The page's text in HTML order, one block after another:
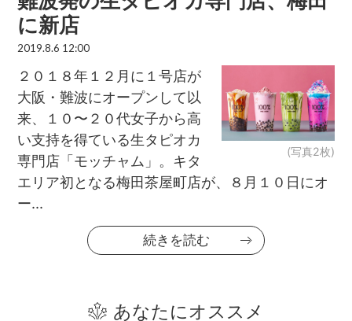
に新店
2019.8.6 12:00
(写真2枚)
２０１８年１２月に１号店が
大阪・難波にオープンして以
来、１０〜２０代女子から高
い支持を得ている生タピオカ
専門店「モッチャム」。キタ
エリア初となる梅田茶屋町店が、８月１０日にオ
ー...
続きを読む
あなたにオススメ